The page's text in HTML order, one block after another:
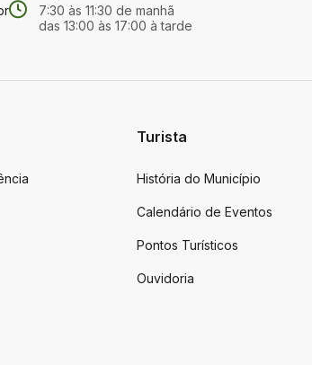
7:30 às 11:30 de manhã
das 13:00 às 17:00 à tarde
Turista
História do Município
Calendário de Eventos
Pontos Turísticos
Ouvidoria